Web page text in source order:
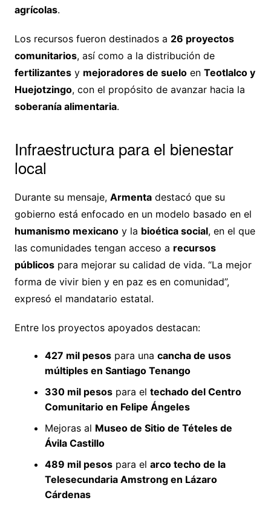
agrícolas.
Los recursos fueron destinados a 26 proyectos
comunitarios, así como a la distribución de
fertilizantesy mejoradores de sueloen Teotlalco y
Huejotzingo, con el propósito de avanzar hacia la
soberanía alimentaria.
Infraestructura para el bienestar
local
Durante su mensaje, Armentadestacó que su
gobierno está enfocado en un modelo basado en el
humanismo mexicanoy la bioética social, en el que
las comunidades tengan acceso a recursos
públicospara mejorar su calidad de vida. “La mejor
forma de vivir bien y en paz es en comunidad”,
expresó el mandatario estatal.
Entre los proyectos apoyados destacan:
427 mil pesospara una cancha de usos
múltiples en Santiago Tenango
330 mil pesospara el techado del Centro
Comunitario en Felipe Ángeles
Mejoras al Museo de Sitio de Tételes de
Ávila Castillo
489 mil pesospara el arco techo de la
Telesecundaria Amstrong en Lázaro
Cárdenas